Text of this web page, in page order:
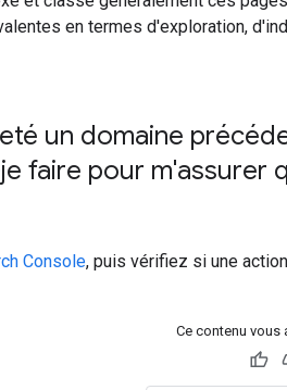
en termes d'exploration,
un domaine
faire pour m'assurer
Console, puis vérifiez si une
Ce contenu vous